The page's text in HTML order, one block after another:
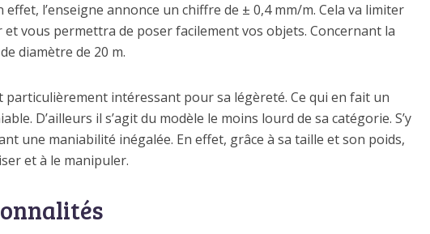
effet, l’enseigne annonce un chiffre de ± 0,4 mm/m. Cela va limiter
vous permettra de poser facilement vos objets. Concernant la
diamètre de 20 m.
particulièrement intéressant pour sa légèreté. Ce qui en fait un
D’ailleurs il s’agit du modèle le moins lourd de sa catégorie. S’y
une maniabilité inégalée. En effet, grâce à sa taille et son poids,
et à le manipuler.